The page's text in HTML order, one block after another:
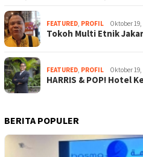
FEATURED, PROFIL Oktober 19,
Tokoh Multi Etnik
FEATURED, PROFIL Oktober 19,
HARRIS & POP! Hotel
BERITA POPULER